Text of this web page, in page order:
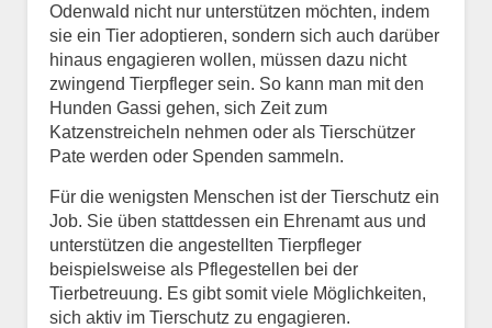
Odenwald nicht nur unterstützen möchten, indem
sie ein Tier adoptieren, sondern sich auch darüber
hinaus engagieren wollen, müssen dazu nicht
zwingend Tierpfleger sein. So kann man mit den
Hunden Gassi gehen, sich Zeit zum
Katzenstreicheln nehmen oder als Tierschützer
Pate werden oder Spenden sammeln.
Für die wenigsten Menschen ist der Tierschutz ein
Job. Sie üben stattdessen ein Ehrenamt aus und
unterstützen die angestellten Tierpfleger
beispielsweise als Pflegestellen bei der
Tierbetreuung. Es gibt somit viele Möglichkeiten,
sich aktiv im Tierschutz zu engagieren.